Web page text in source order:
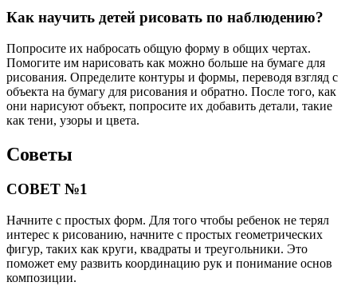
Как научить детей рисовать по наблюдению?
Попросите их набросать общую форму в общих чертах.
Помогите им нарисовать как можно больше на бумаге для
рисования. Определите контуры и формы, переводя взгляд с
объекта на бумагу для рисования и обратно. После того, как
они нарисуют объект, попросите их добавить детали, такие
как тени, узоры и цвета.
Советы
СОВЕТ №1
Начните с простых форм. Для того чтобы ребенок не терял
интерес к рисованию, начните с простых геометрических
фигур, таких как круги, квадраты и треугольники. Это
поможет ему развить координацию рук и понимание основ
композиции.